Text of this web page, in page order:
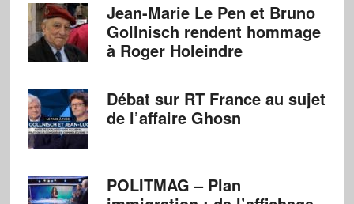
Jean-Marie Le Pen et Bruno
Gollnisch rendent hommage
à Roger Holeindre
Débat sur RT France au sujet
de l’affaire Ghosn
POLITMAG – Plan